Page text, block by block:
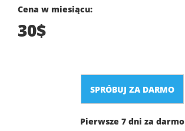
Cena w miesiącu:
30$
SPRÓBUJ ZA DARMO
Pierwsze 7 dni za darmo